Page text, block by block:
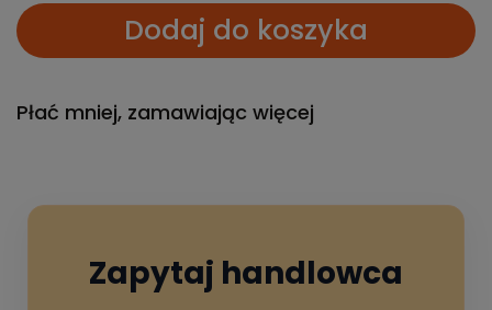
Dodaj do koszyka
Płać mniej, zamawiając więcej
Zapytaj handlowca